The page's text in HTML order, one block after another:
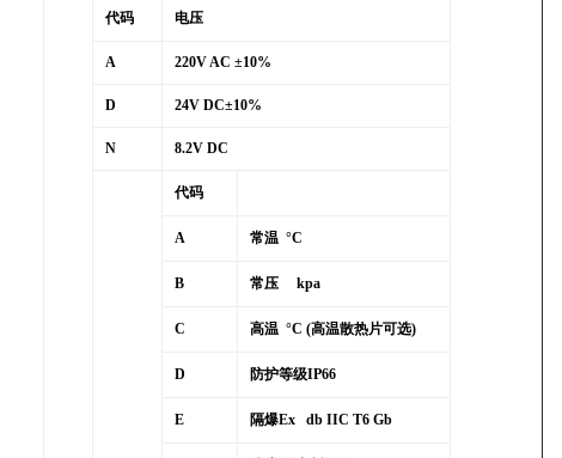
代码
电压
A 220V AC ±10%
D 24V DC±10%
N 8.2V DC
代码
A 常温 °C
B 常压 kpa
C 高温 °C (高温散热片可选)
D 防护等级IP66
E 隔爆Ex db IIC T6 Gb